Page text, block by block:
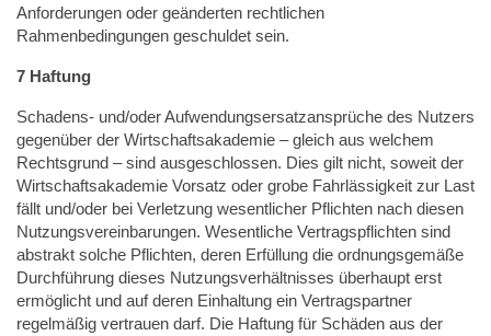
Anforderungen oder geänderten rechtlichen
Rahmenbedingungen geschuldet sein.
7 Haftung
Schadens- und/oder Aufwendungsersatzansprüche des Nutzers
gegenüber der Wirtschaftsakademie – gleich aus welchem
Rechtsgrund – sind ausgeschlossen. Dies gilt nicht, soweit der
Wirtschaftsakademie Vorsatz oder grobe Fahrlässigkeit zur Last
fällt und/oder bei Verletzung wesentlicher Pflichten nach diesen
Nutzungsvereinbarungen. Wesentliche Vertragspflichten sind
abstrakt solche Pflichten, deren Erfüllung die ordnungsgemäße
Durchführung dieses Nutzungsverhältnisses überhaupt erst
ermöglicht und auf deren Einhaltung ein Vertragspartner
regelmäßig vertrauen darf. Die Haftung für Schäden aus der